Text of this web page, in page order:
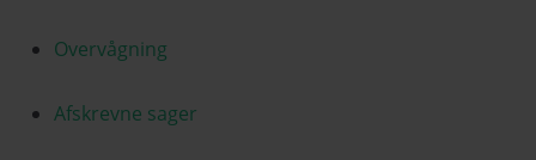
Overvågning
Afskrevne sager